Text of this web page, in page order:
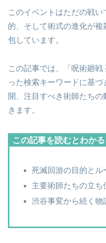
このイベントはただの戦
的、そして術式の進化が
包しています。
この記事では、「呪術廻
った検索キーワードに基
開、注目すべき術師たち
きます。
この記事を読むとわかる
死滅回游の目的とル
主要術師たちの立ち
渋谷事変から続く物